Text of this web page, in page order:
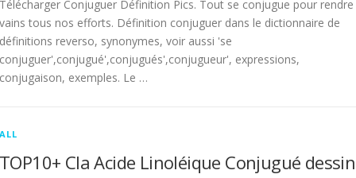
Télécharger Conjuguer Définition Pics. Tout se conjugue pour rendre
vains tous nos efforts. Définition conjuguer dans le dictionnaire de
définitions reverso, synonymes, voir aussi 'se
conjuguer',conjugué',conjugués',conjugueur', expressions,
conjugaison, exemples. Le …
ALL
TOP10+ Cla Acide Linoléique Conjugué dessin